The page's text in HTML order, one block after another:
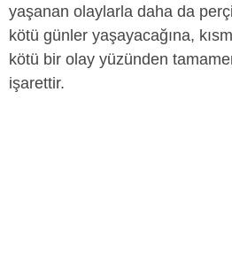
yaşanan olaylarla daha da
kötü günler yaşayacağına,
kötü bir olay yüzünden
işarettir.